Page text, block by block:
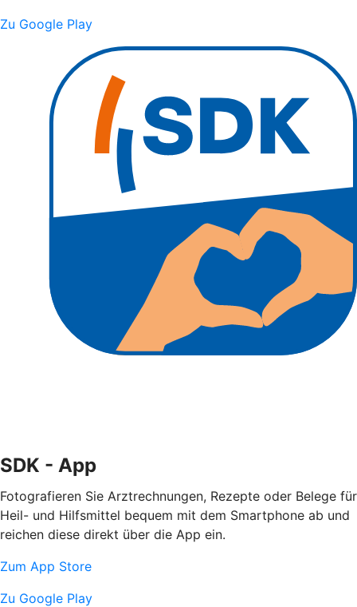
Zu Google Play
SDK - App
Fotografieren Sie Arztrechnungen, Rezepte oder Belege für
Heil- und Hilfsmittel bequem mit dem Smartphone ab und
reichen diese direkt über die App ein.
Zum App Store
Zu Google Play